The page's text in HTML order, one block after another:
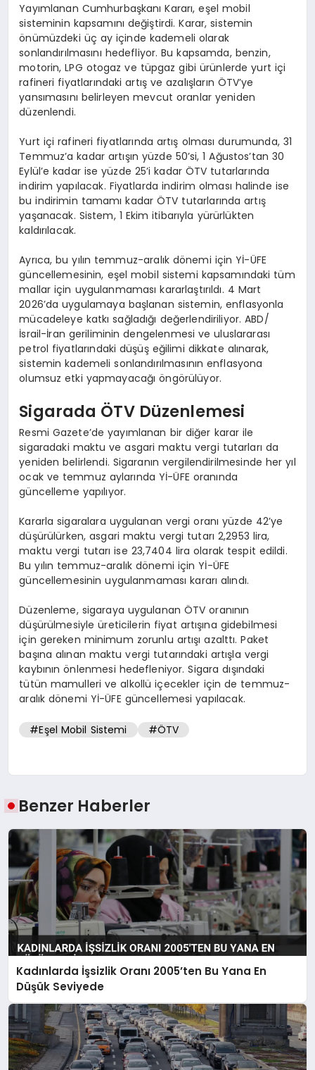
Yayımlanan Cumhurbaşkanı Kararı, eşel mobil
sisteminin kapsamını değiştirdi. Karar, sistemin
önümüzdeki üç ay içinde kademeli olarak
sonlandırılmasını hedefliyor. Bu kapsamda, benzin,
motorin, LPG otogaz ve tüpgaz gibi ürünlerde yurt içi
rafineri fiyatlarındaki artış ve azalışların ÖTV’ye
yansımasını belirleyen mevcut oranlar yeniden
düzenlendi.
Yurt içi rafineri fiyatlarında artış olması durumunda, 31
Temmuz’a kadar artışın yüzde 50’si, 1 Ağustos’tan 30
Eylül’e kadar ise yüzde 25’i kadar ÖTV tutarlarında
indirim yapılacak. Fiyatlarda indirim olması halinde ise
bu indirimin tamamı kadar ÖTV tutarlarında artış
yaşanacak. Sistem, 1 Ekim itibarıyla yürürlükten
kaldırılacak.
Ayrıca, bu yılın temmuz-aralık dönemi için Yİ-ÜFE
güncellemesinin, eşel mobil sistemi kapsamındaki tüm
mallar için uygulanmaması kararlaştırıldı. 4 Mart
2026’da uygulamaya başlanan sistemin, enflasyonla
mücadeleye katkı sağladığı değerlendiriliyor. ABD/
İsrail-İran geriliminin dengelenmesi ve uluslararası
petrol fiyatlarındaki düşüş eğilimi dikkate alınarak,
sistemin kademeli sonlandırılmasının enflasyona
olumsuz etki yapmayacağı öngörülüyor.
Sigarada ÖTV Düzenlemesi
Resmi Gazete’de yayımlanan bir diğer karar ile
sigaradaki maktu ve asgari maktu vergi tutarları da
yeniden belirlendi. Sigaranın vergilendirilmesinde her yıl
ocak ve temmuz aylarında Yİ-ÜFE oranında
güncelleme yapılıyor.
Kararla sigaralara uygulanan vergi oranı yüzde 42’ye
düşürülürken, asgari maktu vergi tutarı 2,2953 lira,
maktu vergi tutarı ise 23,7404 lira olarak tespit edildi.
Bu yılın temmuz-aralık dönemi için Yİ-ÜFE
güncellemesinin uygulanmaması kararı alındı.
Düzenleme, sigaraya uygulanan ÖTV oranının
düşürülmesiyle üreticilerin fiyat artışına gidebilmesi
için gereken minimum zorunlu artışı azalttı. Paket
başına alınan maktu vergi tutarındaki artışla vergi
kaybının önlenmesi hedefleniyor. Sigara dışındaki
tütün mamulleri ve alkollü içecekler için de temmuz-
aralık dönemi Yİ-ÜFE güncellemesi yapılacak.
#Eşel Mobil Sistemi #ÖTV
Benzer Haberler
Kadınlarda İşsizlik Oranı 2005’ten Bu Yana En
Düşük Seviyede